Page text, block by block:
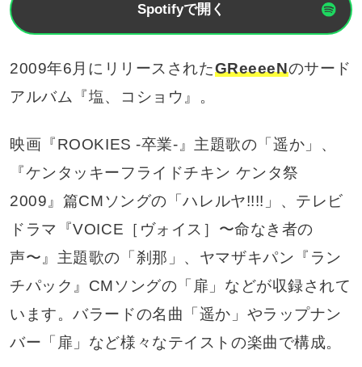
Spotifyで開く
2009年6月にリリースされたGReeeeNのサード
アルバム『塩、コショウ』。
映画『ROOKIES -卒業-』主題歌の「遥か」、
『ケンタッキーフライドチキン ケンタ祭
2009』篇CMソングの「ハレルヤ!!!!」、テレビ
ドラマ『VOICE［ヴォイス］〜命なき者の
声〜』主題歌の「刹那」、ヤマザキパン『ラン
チパック』CMソングの「扉」などが収録されて
います。バラードの名曲「遥か」やラップナン
バー「扉」など様々なテイストの楽曲で構成。